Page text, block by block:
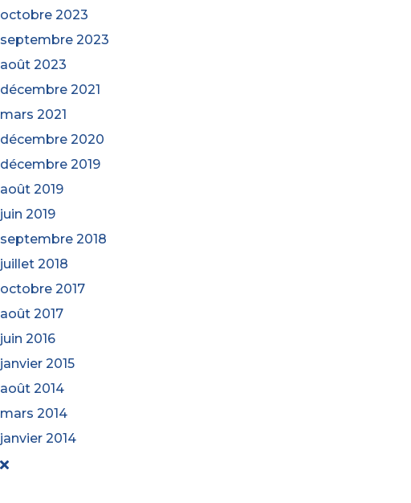
octobre 2023
septembre 2023
août 2023
décembre 2021
mars 2021
décembre 2020
décembre 2019
août 2019
juin 2019
septembre 2018
juillet 2018
octobre 2017
août 2017
juin 2016
janvier 2015
août 2014
mars 2014
janvier 2014